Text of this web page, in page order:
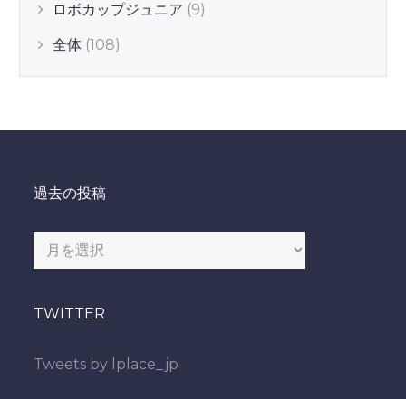
ロボカップジュニア (9)
全体 (108)
過去の投稿
去
投
TWITTER
Tweets by lplace_jp